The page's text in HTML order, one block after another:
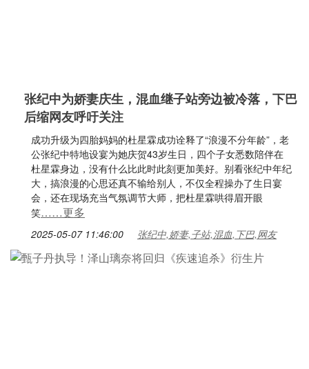
张纪中为娇妻庆生，混血继子站旁边被冷落，下巴
后缩网友呼吁关注
成功升级为四胎妈妈的杜星霖成功诠释了“浪漫不分年龄”，老
公张纪中特地设宴为她庆贺43岁生日，四个子女悉数陪伴在
杜星霖身边，没有什么比此时此刻更加美好。别看张纪中年纪
大，搞浪漫的心思还真不输给别人，不仅全程操办了生日宴
会，还在现场充当气氛调节大师，把杜星霖哄得眉开眼
笑……更多
2025-05-07 11:46:00 张纪中,娇妻,子站,混血,下巴,网友